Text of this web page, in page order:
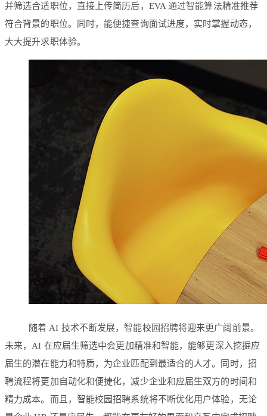
并筛选合适职位，直接上传简历后，EVA 通过智能算法精准推荐
符合背景的职位。同时，能便捷查询面试进度，实时掌握动态，
大大提升求职体验。
随着 AI 技术不断发展，智能校园招聘将迎来更广阔前景。
未来，AI 在应届生筛选中会更加精准和智能，能够更深入挖掘应
届生的潜在能力和特质，为企业匹配到最适合的人才。同时，招
聘流程将更加自动化和便捷化，减少企业和应届生双方的时间和
精力成本。而且，智能校园招聘系统将不断优化用户体验，无论